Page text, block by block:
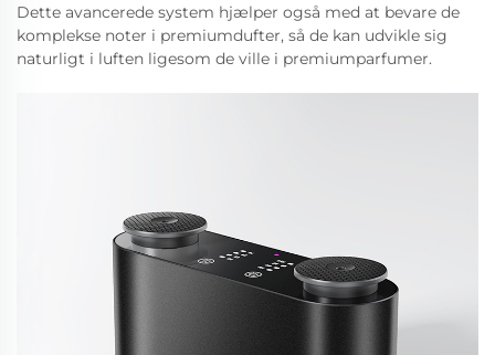
Dette avancerede system hjælper også med at bevare de
komplekse noter i premiumdufter, så de kan udvikle sig
naturligt i luften ligesom de ville i premiumparfumer.